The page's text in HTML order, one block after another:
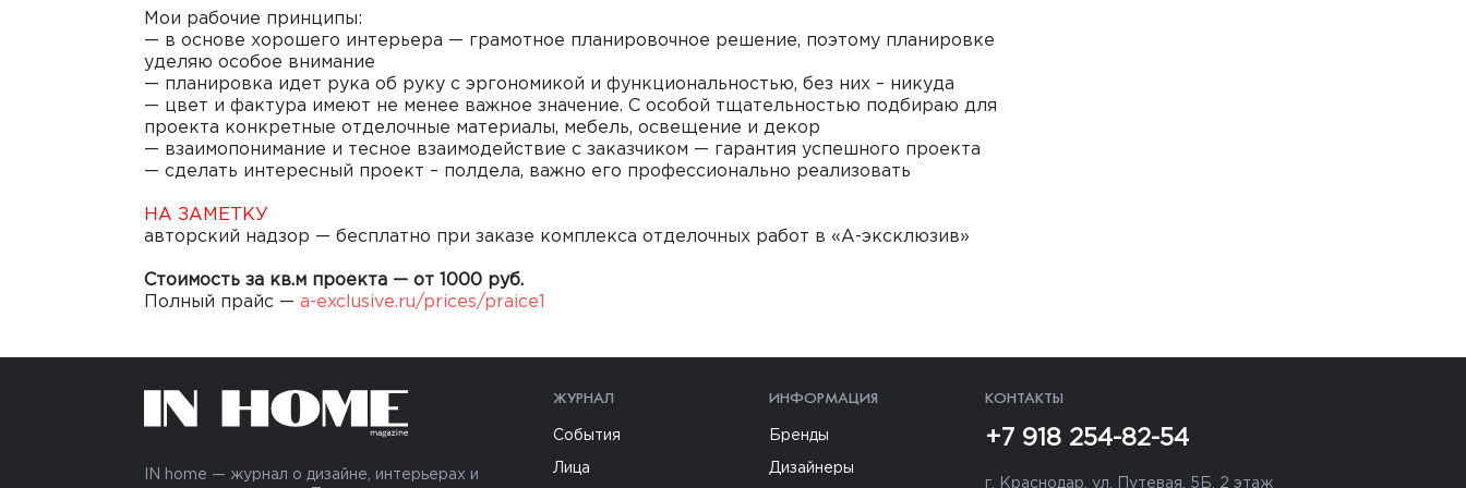
Мои рабочие принципы:
— в основе хорошего интерьера — грамотное планировочное решение, поэтому планировке
уделяю особое внимание
— планировка идет рука об руку с эргономикой и функциональностью, без них – никуда
— цвет и фактура имеют не менее важное значение. С особой тщательностью подбираю для
проекта конкретные отделочные материалы, мебель, освещение и декор
— взаимопонимание и тесное взаимодействие с заказчиком — гарантия успешного проекта
— сделать интересный проект – полдела, важно его профессионально реализовать
НА ЗАМЕТКУ
авторский надзор — бесплатно при заказе комплекса отделочных работ в «А-эксклюзив»
Стоимость за кв.м проекта — от 1000 руб.
Полный прайс — a-exclusive.ru/prices/praice1
IN home — журнал о дизайне, интерьерах и
ЖУРНАЛ
События
Лица
ИНФОРМАЦИЯ
Бренды
Дизайнеры
КОНТАКТЫ
+7 918 254-82-54
г. Краснодар, ул. Путевая, 5Б, 2 этаж